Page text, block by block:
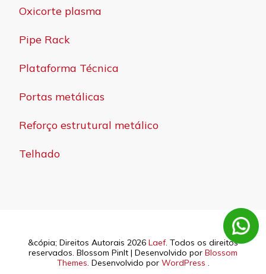
Oxicorte plasma
Pipe Rack
Plataforma Técnica
Portas metálicas
Reforço estrutural metálico
Telhado
&cópia; Direitos Autorais 2026 Laef. Todos os direitos
reservados. Blossom PinIt | Desenvolvido por Blossom
Themes. Desenvolvido por WordPress .